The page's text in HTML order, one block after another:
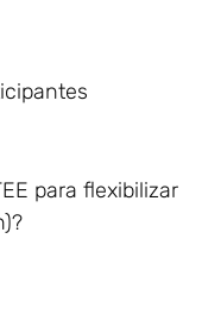
para flexibilizar